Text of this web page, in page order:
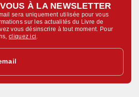
À LA NEWSLETTER
sera uniquement utilisée pour vous
sur les actualités du Livre de
vous désinscrire à tout moment. Pour
cliquez ici